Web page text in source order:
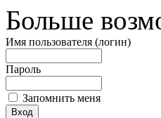
Больше
Имя пользователя (логин)
Пароль
Запомнить меня